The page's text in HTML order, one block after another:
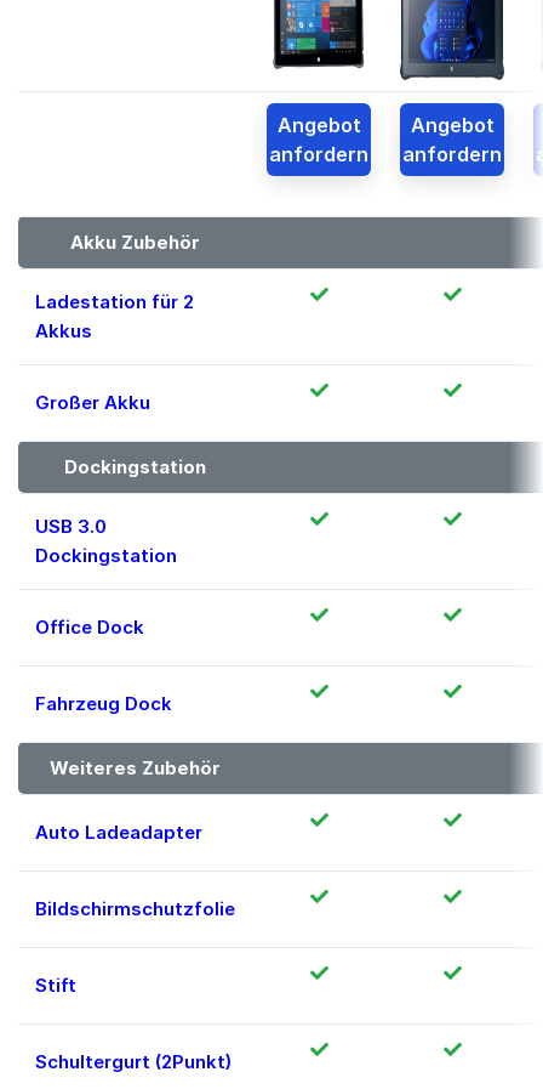
Angebot
anfordern
Angebot
anfordern
Akku Zubehör
Ladestation für 2
Akkus
Großer Akku
Dockingstation
USB 3.0
Dockingstation
Office Dock
Fahrzeug Dock
Weiteres Zubehör
Auto Ladeadapter
Bildschirmschutzfolie
Stift
Schultergurt (2Punkt)